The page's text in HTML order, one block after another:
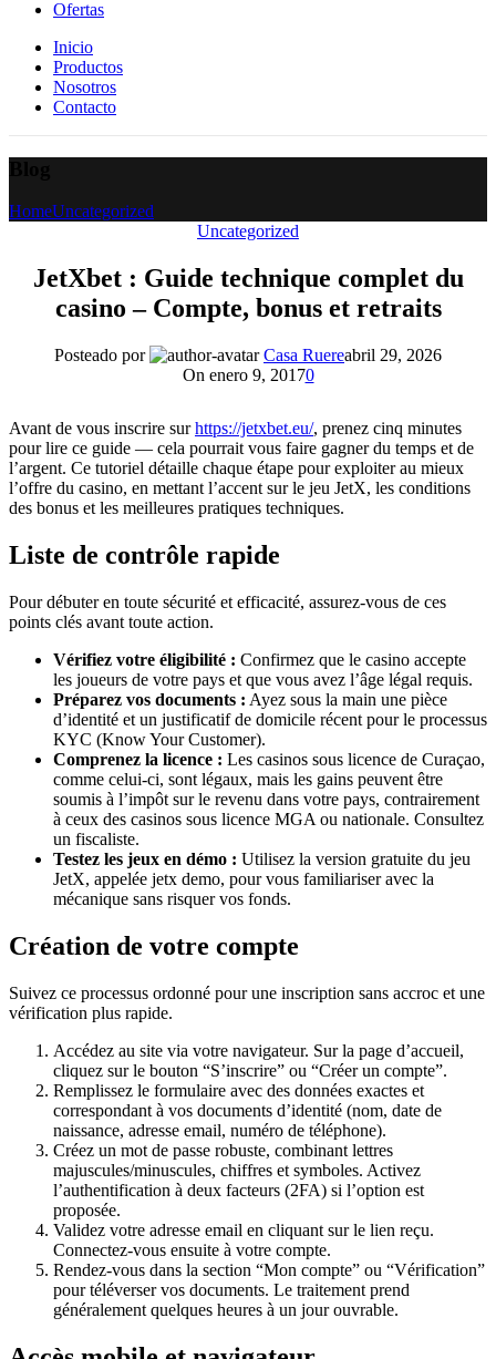
Ofertas
Inicio
Productos
Nosotros
Contacto
HomeUncategorized
Uncategorized
JetXbet : Guide technique complet du
casino – Compte, bonus et retraits
Posteado por Casa Ruereabril 29, 2026
On enero 9, 20170
Avant de vous inscrire surhttps://jetxbet.eu/, prenez cinq minutes
pour lire ce guide — cela pourrait vous faire gagner du temps et de
l’argent. Ce tutoriel détaille chaque étape pour exploiter au mieux
l’offre du casino, en mettant l’accent sur le jeu JetX, les conditions
des bonus et les meilleures pratiques techniques.
Liste de contrôle rapide
Pour débuter en toute sécurité et efficacité, assurez-vous de ces
points clés avant toute action.
Vérifiez votre éligibilité : Confirmez que le casino accepte
les joueurs de votre pays et que vous avez l’âge légal requis.
Préparez vos documents : Ayez sous la main une pièce
d’identité et un justificatif de domicile récent pour le processus
KYC (Know Your Customer).
Comprenez la licence : Les casinos sous licence de Curaçao,
comme celui-ci, sont légaux, mais les gains peuvent être
soumis à l’impôt sur le revenu dans votre pays, contrairement
à ceux des casinos sous licence MGA ou nationale. Consultez
un fiscaliste.
Testez les jeux en démo : Utilisez la version gratuite du jeu
JetX, appelée jetx demo, pour vous familiariser avec la
mécanique sans risquer vos fonds.
Création de votre compte
Suivez ce processus ordonné pour une inscription sans accroc et une
vérification plus rapide.
Accédez au site via votre navigateur. Sur la page d’accueil,
cliquez sur le bouton “S’inscrire” ou “Créer un compte”.
Remplissez le formulaire avec des données exactes et
correspondant à vos documents d’identité (nom, date de
naissance, adresse email, numéro de téléphone).
Créez un mot de passe robuste, combinant lettres
majuscules/minuscules, chiffres et symboles. Activez
l’authentification à deux facteurs (2FA) si l’option est
proposée.
Validez votre adresse email en cliquant sur le lien reçu.
Connectez-vous ensuite à votre compte.
Rendez-vous dans la section “Mon compte” ou “Vérification”
pour téléverser vos documents. Le traitement prend
généralement quelques heures à un jour ouvrable.